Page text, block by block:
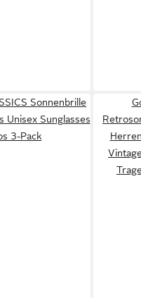
Sonnenbrille
Unisex Sunglasses
3-Pack